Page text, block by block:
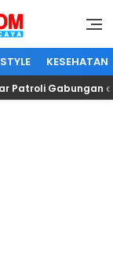
KESEHATAN
Patroli